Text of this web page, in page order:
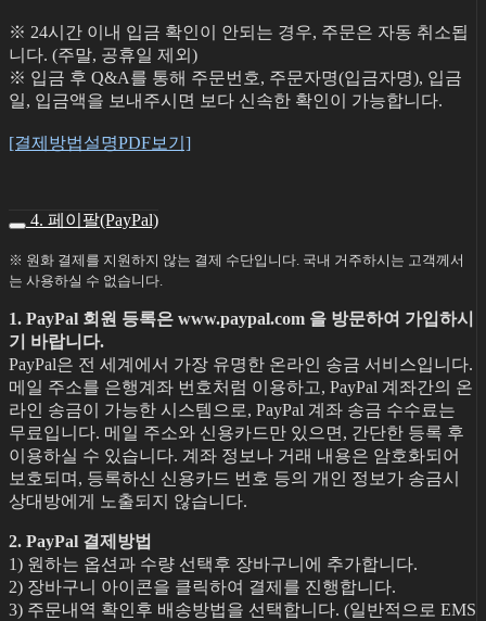
※ 24시간 이내 입금 확인이 안되는 경우, 주문은 자동 취소됩
니다. (주말, 공휴일 제외)
※ 입금 후 Q&A를 통해 주문번호, 주문자명(입금자명), 입금
일, 입금액을 보내주시면 보다 신속한 확인이 가능합니다.
[결제방법설명PDF보기]
4. 페이팔(PayPal)
※ 원화 결제를 지원하지 않는 결제 수단입니다. 국내 거주하시는 고객께서
는 사용하실 수 없습니다.
1. PayPal 회원 등록은 www.paypal.com 을 방문하여 가입하시
기 바랍니다.
PayPal은 전 세계에서 가장 유명한 온라인 송금 서비스입니다.
메일 주소를 은행계좌 번호처럼 이용하고, PayPal 계좌간의 온
라인 송금이 가능한 시스템으로, PayPal 계좌 송금 수수료는
무료입니다. 메일 주소와 신용카드만 있으면, 간단한 등록 후
이용하실 수 있습니다. 계좌 정보나 거래 내용은 암호화되어
보호되며, 등록하신 신용카드 번호 등의 개인 정보가 송금시
상대방에게 노출되지 않습니다.
2. PayPal 결제방법
1) 원하는 옵션과 수량 선택후 장바구니에 추가합니다.
2) 장바구니 아이콘을 클릭하여 결제를 진행합니다.
3) 주문내역 확인후 배송방법을 선택합니다. (일반적으로 EMS